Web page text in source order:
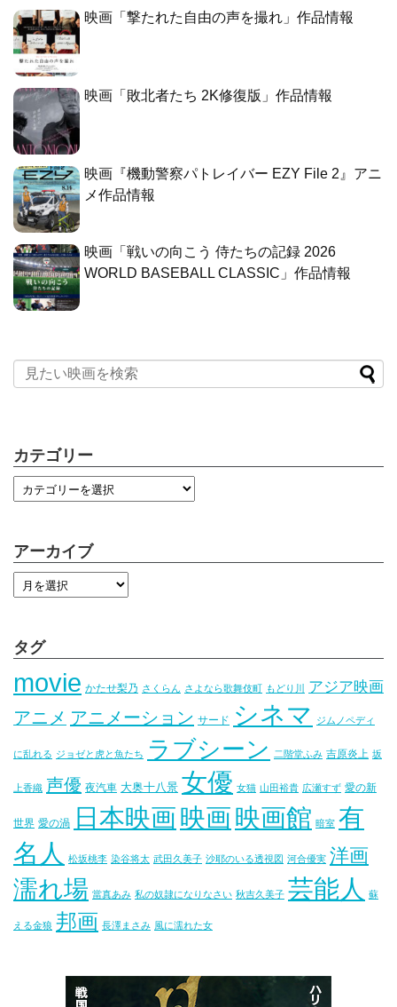
映画「撃たれた自由の声を撮れ」作品情報
映画「敗北者たち 2K修復版」作品情報
映画『機動警察パトレイバー EZY File 2』アニ
メ作品情報
映画「戦いの向こう 侍たちの記録 2026
WORLD BASEBALL CLASSIC」作品情報
カテゴリー
アーカイブ
タグ
movie かたせ梨乃 さくらん さよなら歌舞伎町 もどり川 アジア映画
アニメ アニメーション サード シネマ ジムノペディ
に乱れる ジョゼと虎と魚たち ラブシーン 二階堂ふみ 吉原炎上 坂
上香織 声優 夜汽車 大奥十八景 女優 女猫 山田裕貴 広瀬すず 愛の新
世界 愛の渦 日本映画映画映画館 暗室 有
名人
松坂桃李 染谷将太 武田久美子 沙耶のいる透視図 河合優実 洋画
濡れ場 當真あみ 私の奴隷になりなさい 秋吉久美子 芸能人 蘇
える金狼 邦画 長澤まさみ 風に濡れた女